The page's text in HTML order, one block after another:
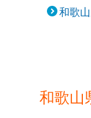
和歌
和歌山